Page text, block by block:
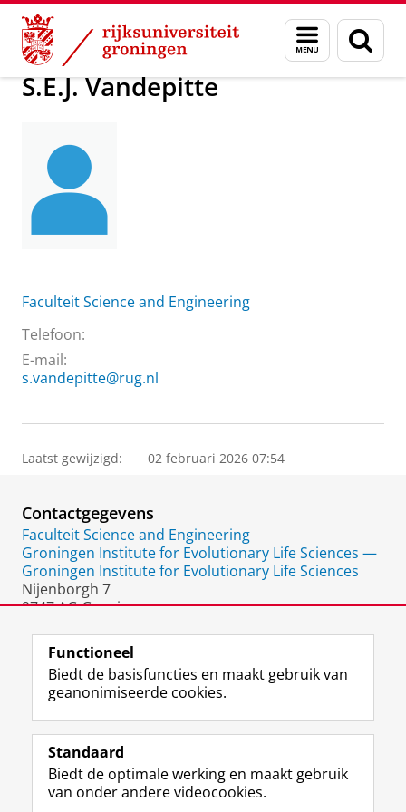
Skip
Content
Skip
Navigation
Menu
en
zoeken
Over ons S.E.J. Vandepitte
S.E.J. Vandepitte
Faculteit Science and Engineering
Telefoon:
E-mail:
s.vandepitte@rug.nl
Laatst gewijzigd: 02 februari 2026 07:54
Contactgegevens
Faculteit Science and Engineering
Groningen Institute for Evolutionary Life Sciences —
Groningen Institute for Evolutionary Life Sciences
Nijenborgh 7
9747 AG Groningen
Volg de RUG
F
a
e
b
L
i
k
e
R
S
-
f
I
n
t
Y
o
T
Studiekiezers
Functioneel
Biedt de basisfuncties en maakt gebruik van
geanonimiseerde cookies.
Standaard
Biedt de optimale werking en maakt gebruik
van onder andere videocookies.